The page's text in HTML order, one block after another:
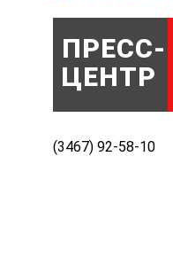
ПРЕСС-
ЦЕНТР
(3467) 92-58-10